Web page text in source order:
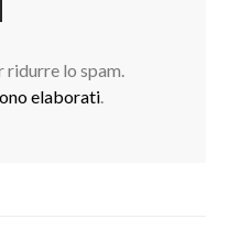
ridurre lo spam.
elaborati.